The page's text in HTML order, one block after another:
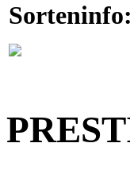
Sorteninfo: